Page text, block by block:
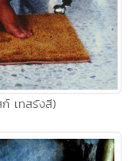
เทสรังสี)